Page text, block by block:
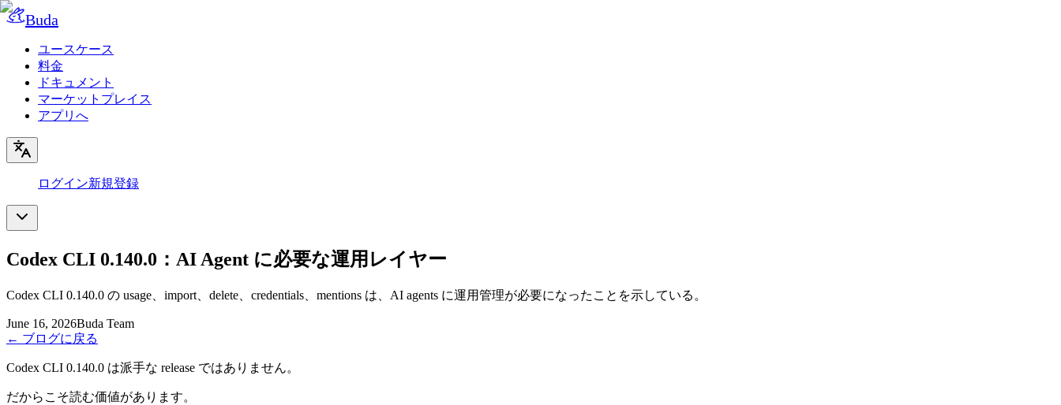
Buda
ユースケース
料金
ドキュメント
マーケットプレイス
アプリへ
ログイン新規登録
Codex CLI 0.140.0：AI Agent に必要な運用レイヤー
Codex CLI 0.140.0 の usage、import、delete、credentials、mentions は、AI agents に運用管理が必要になったことを示している。
June 16, 2026Buda Team
← ブログに戻る
Codex CLI 0.140.0 は派手な release ではありません。
だからこそ読む価値があります。